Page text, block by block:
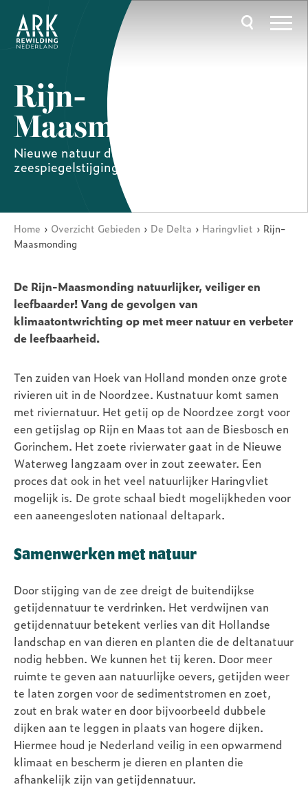
naar
Hoofdnavigatie
Rijn-
Maasmonding
Nieuwe natuur die beschermt tegen
zeespiegelstijging
Kruimelpad
Home Overzicht Gebieden De Delta Haringvliet
Rijn-
Maasmonding
De Rijn-Maasmonding natuurlijker, veiliger en
leefbaarder! Vang de gevolgen van
klimaatontwrichting op met meer natuur en verbeter
de leefbaarheid.
Ten zuiden van Hoek van Holland monden onze grote
rivieren uit in de Noordzee. Kustnatuur komt samen
met riviernatuur. Het getij op de Noordzee zorgt voor
een getijslag op Rijn en Maas tot aan de Biesbosch en
Gorinchem. Het zoete rivierwater gaat in de Nieuwe
Waterweg langzaam over in zout zeewater. Een
proces dat ook in het veel natuurlijker Haringvliet
mogelijk is. De grote schaal biedt mogelijkheden voor
een aaneengesloten nationaal deltapark.
Samenwerken met natuur
Door stijging van de zee dreigt de buitendijkse
getijdennatuur te verdrinken. Het verdwijnen van
getijdennatuur betekent verlies van dit Hollandse
landschap en van dieren en planten die de deltanatuur
nodig hebben. We kunnen het tij keren. Door meer
ruimte te geven aan natuurlijke oevers, getijden weer
te laten zorgen voor de sedimentstromen en zoet,
zout en brak water en door bijvoorbeeld dubbele
dijken aan te leggen in plaats van hogere dijken.
Hiermee houd je Nederland veilig in een opwarmend
klimaat en bescherm je dieren en planten die
afhankelijk zijn van getijdennatuur.